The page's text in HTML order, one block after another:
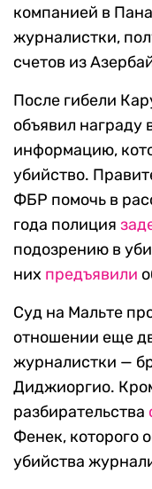
компанией в
журналистки,
счетов из
После гибели
объявил награду
информацию,
убийство.
ФБР помочь в
года полиция
подозрению в
них предъявили
Суд на Мальте
отношении еще
журналистки —
Диджиоргио.
разбирательства
Фенек, которого
убийства